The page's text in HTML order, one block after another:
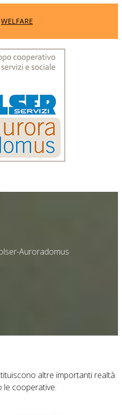
WELFARE
Auroradomus
altre importanti realtà
le cooperative: